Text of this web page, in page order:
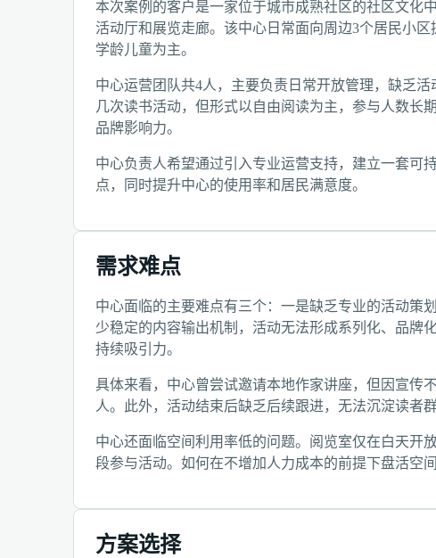
本次案例的客户是一家位于城市成熟社区的社区文化
活动厅和展览走廊。该中心日常面向周边3个居民小
学龄儿童为主。
中心运营团队共4人，主要负责日常开放管理，缺乏
几次读书活动，但形式以自由阅读为主，参与人数长
品牌影响力。
中心负责人希望通过引入专业运营支持，建立一套可
点，同时提升中心的使用率和居民满意度。
需求难点
中心面临的主要难点有三个：一是缺乏专业的活动策
少稳定的内容输出机制，活动无法形成系列化、品牌
持续吸引力。
具体来看，中心曾尝试邀请本地作家讲座，但因宣传
人。此外，活动结束后缺乏后续跟进，无法沉淀读者
中心还面临空间利用率低的问题。阅览室仅在白天开
段参与活动。如何在不增加人力成本的前提下盘活空
方案选择